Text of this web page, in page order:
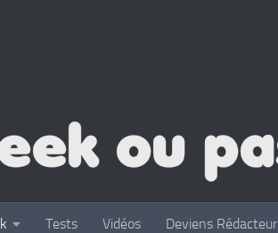
Tests Vidéos Deviens Rédacteur